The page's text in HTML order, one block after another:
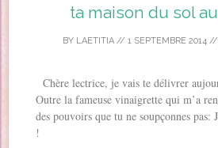
ta maison du sol
BY LAETITIA// 1 SEPTEMBRE 2014 //
Chère lectrice, je vais te délivrer
Outre la fameuse vinaigrette qui m’a
des pouvoirs que tu ne soupçonnes pas:
!